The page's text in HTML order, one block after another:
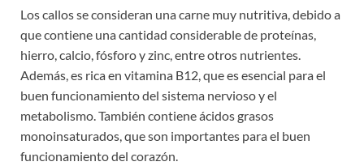
Los callos se consideran una carne muy nutritiva, debido a
que contiene una cantidad considerable de proteínas,
hierro, calcio, fósforo y zinc, entre otros nutrientes.
Además, es rica en vitamina B12, que es esencial para el
buen funcionamiento del sistema nervioso y el
metabolismo. También contiene ácidos grasos
monoinsaturados, que son importantes para el buen
funcionamiento del corazón.